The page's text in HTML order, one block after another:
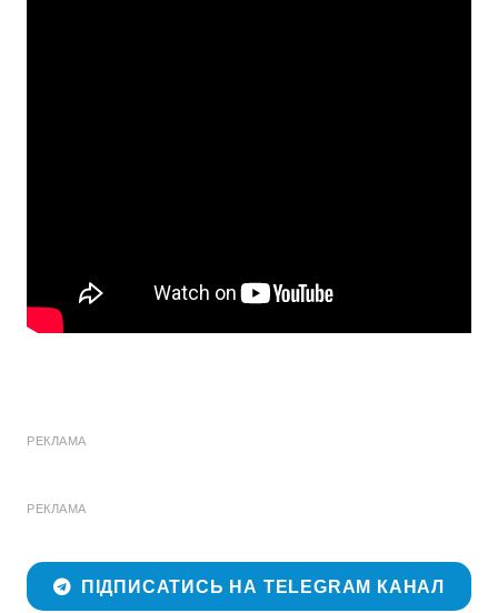
РЕКЛАМА
РЕКЛАМА
ПІДПИСАТИСЬ НА TELEGRAM КАНАЛ